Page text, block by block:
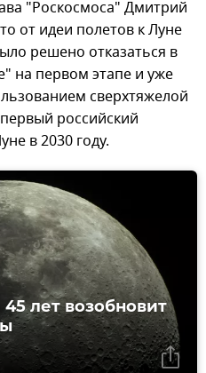
"Роскосмоса" Дмитрий
от идеи полетов к Луне
решено отказаться в
на первом этапе и уже
сверхтяжелой
российский
в 2030 году.
лет возобновит